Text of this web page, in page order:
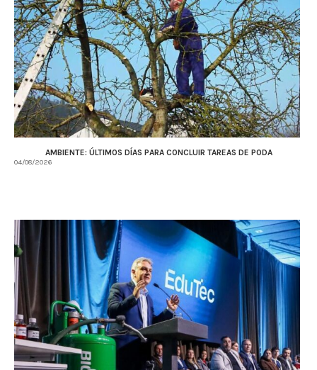
AMBIENTE: ÚLTIMOS DÍAS PARA CONCLUIR TAREAS DE PODA
04/08/2026